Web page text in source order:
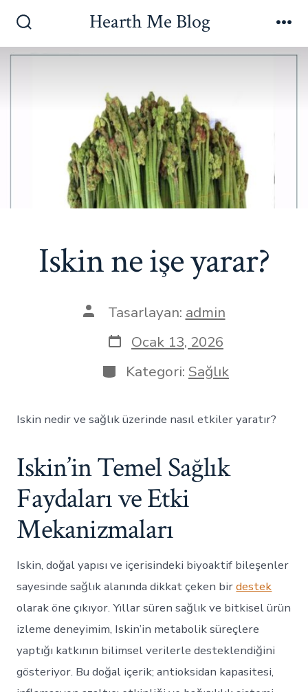
atla
Çubuğunu
Hearth Me Blog
Iskin ne işe yarar?
YazınınTasarlayan: admin
Yazı
tarihi
Ocak 13, 2026
Kategoriler
Kategori: Sağlık
Iskin nedir ve sağlık üzerinde nasıl etkiler yaratır?
Iskin’in Temel Sağlık
Faydaları ve Etki
Mekanizmaları
Iskin, doğal yapısı ve içerisindeki biyoaktif bileşenler
sayesinde sağlık alanında dikkat çeken birdestek
olarak öne çıkıyor. Yıllar süren sağlık ve bitkisel ürün
izleme deneyimim, Iskin’in metabolik süreçlere
yaptığı katkının bilimsel verilerle desteklendiğini
gösteriyor. Bu doğal içerik; antioksidan kapasitesi,